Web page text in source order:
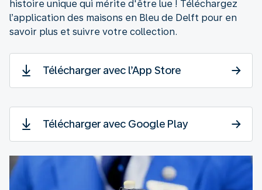
histoire unique qui mérite d'être lue ! Téléchargez
l’application des maisons en Bleu de Delft pour en
savoir plus et suivre votre collection.
Télécharger avec l’App Store
Télécharger avec Google Play